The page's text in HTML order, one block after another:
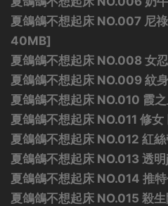
夏鴿鴿不想起床 NO.007 尼
40MB]
夏鴿鴿不想起床 NO.008 女
夏鴿鴿不想起床 NO.009 紋
夏鴿鴿不想起床 NO.010 霞
夏鴿鴿不想起床 NO.011 修
夏鴿鴿不想起床 NO.012 紅
夏鴿鴿不想起床 NO.013 透
夏鴿鴿不想起床 NO.014 推
夏鴿鴿不想起床 NO.015 殺